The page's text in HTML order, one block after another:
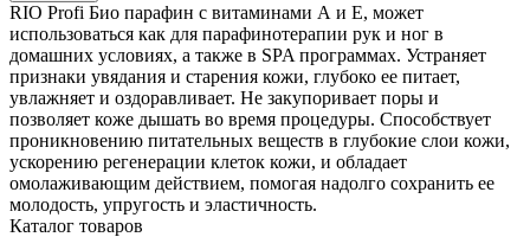
RIO Profi Био парафин с витаминами А и Е, может
использоваться как для парафинотерапии рук и ног в
домашних условиях, а также в SPA программах. Устраняет
признаки увядания и старения кожи, глубоко ее питает,
увлажняет и оздоравливает. Не закупоривает поры и
позволяет коже дышать во время процедуры. Способствует
проникновению питательных веществ в глубокие слои кожи,
ускорению регенерации клеток кожи, и обладает
омолаживающим действием, помогая надолго сохранить ее
молодость, упругость и эластичность.
Каталог товаров